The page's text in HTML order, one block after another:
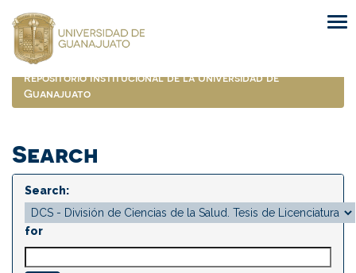
navigation
Repositorio Institucional de la Universidad de
Guanajuato
Search
Search:
for